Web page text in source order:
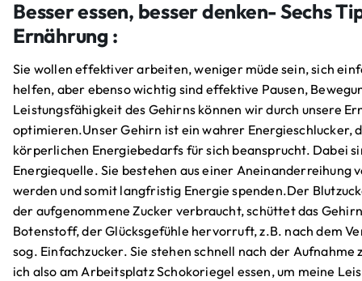
Besser essen, besser denken- Sechs
Ernährung :
Sie wollen effektiver arbeiten, weniger müde sein, sich
helfen, aber ebenso wichtig sind effektive Pausen,
Leistungsfähigkeit des Gehirns können wir durch unsere
optimieren.Unser Gehirn ist ein wahrer Energieschlucker,
körperlichen Energiebedarfs für sich beansprucht. Dabei
Energiequelle. Sie bestehen aus einer Aneinanderreihung
werden und somit langfristig Energie spenden.Der
der aufgenommene Zucker verbraucht, schüttet das
Botenstoff, der Glücksgefühle hervorruft, z.B. nach dem
sog. Einfachzucker. Sie stehen schnell nach der
ich also am Arbeitsplatz Schokoriegel essen, um meine